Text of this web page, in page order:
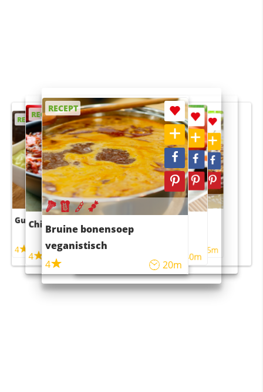
RECEPT
Guacamole
4
RECEPT
Chili con carne
4 45m
RECEPT
Bruine bonensoep
veganistisch
4
20m
RECEPT
Sushi rijstsalade
maaltijdsalade
40m
RECEPT
4 55m